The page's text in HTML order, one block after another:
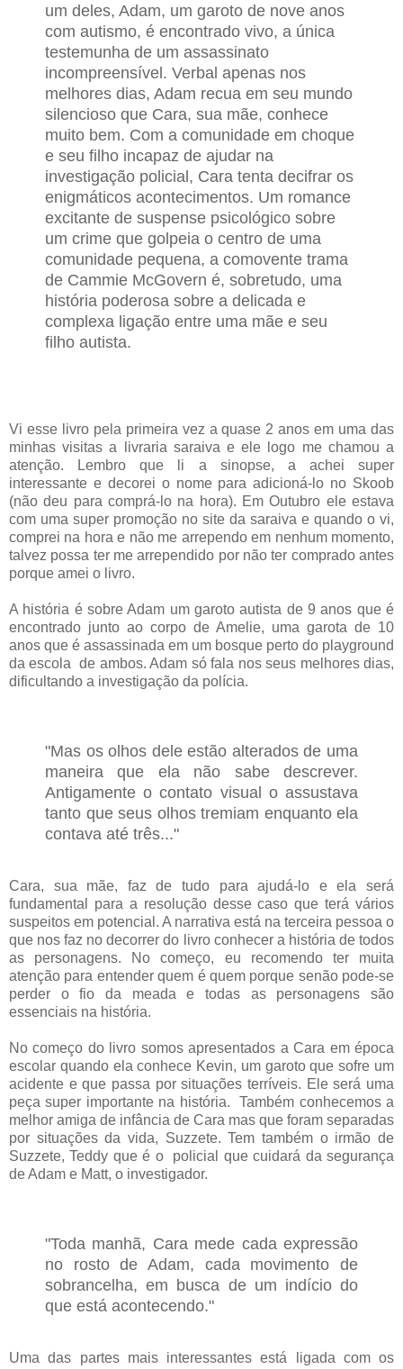
um deles, Adam, um garoto de nove anos
com autismo, é encontrado vivo, a única
testemunha de um assassinato
incompreensível. Verbal apenas nos
melhores dias, Adam recua em seu mundo
silencioso que Cara, sua mãe, conhece
muito bem. Com a comunidade em choque
e seu filho incapaz de ajudar na
investigação policial, Cara tenta decifrar os
enigmáticos acontecimentos. Um romance
excitante de suspense psicológico sobre
um crime que golpeia o centro de uma
comunidade pequena, a comovente trama
de Cammie McGovern é, sobretudo, uma
história poderosa sobre a delicada e
complexa ligação entre uma mãe e seu
filho autista.
Vi esse livro pela primeira vez a quase 2 anos em uma das
minhas visitas a livraria saraiva e ele logo me chamou a
atenção. Lembro que li a sinopse, a achei super
interessante e decorei o nome para adicioná-lo no Skoob
(não deu para comprá-lo na hora). Em Outubro ele estava
com uma super promoção no site da saraiva e quando o vi,
comprei na hora e não me arrependo em nenhum momento,
talvez possa ter me arrependido por não ter comprado antes
porque amei o livro.
A história é sobre Adam um garoto autista de 9 anos que é
encontrado junto ao corpo de Amelie, uma garota de 10
anos que é assassinada em um bosque perto do playground
da escola de ambos. Adam só fala nos seus melhores dias,
dificultando a investigação da polícia.
"Mas os olhos dele estão alterados de uma
maneira que ela não sabe descrever.
Antigamente o contato visual o assustava
tanto que seus olhos tremiam enquanto ela
contava até três..."
Cara, sua mãe, faz de tudo para ajudá-lo e ela será
fundamental para a resolução desse caso que terá vários
suspeitos em potencial. A narrativa está na terceira pessoa o
que nos faz no decorrer do livro conhecer a história de todos
as personagens. No começo, eu recomendo ter muita
atenção para entender quem é quem porque senão pode-se
perder o fio da meada e todas as personagens são
essenciais na história.
No começo do livro somos apresentados a Cara em época
escolar quando ela conhece Kevin, um garoto que sofre um
acidente e que passa por situações terríveis. Ele será uma
peça super importante na história. Também conhecemos a
melhor amiga de infância de Cara mas que foram separadas
por situações da vida, Suzzete. Tem também o irmão de
Suzzete, Teddy que é o policial que cuidará da segurança
de Adam e Matt, o investigador.
"Toda manhã, Cara mede cada expressão
no rosto de Adam, cada movimento de
sobrancelha, em busca de um indício do
que está acontecendo."
Uma das partes mais interessantes está ligada com os